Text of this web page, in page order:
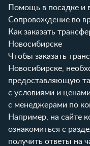
Помощь в посадке и
Сопровождение во
Как заказать
Новосибирске
Чтобы заказать
Новосибирске,
предоставляющую
с условиями и
с менеджерами по
Например, на сайте
ознакомиться с
получить ответы на